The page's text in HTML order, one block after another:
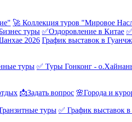
🚀 Коллекция туров "Мировое
туры ✅Оздоровление в Китае
2026 График выставок в
туры ✅ Туры Гонконг -
📩Задать вопрос 🌸Города и
туры ✅ График выставок